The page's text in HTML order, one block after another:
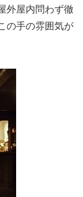
外屋内問わず徹
の手の雰囲気が